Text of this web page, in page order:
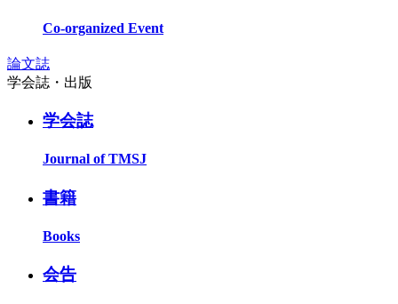
Co-organized Event
論文誌
学会誌・出版
学会誌
Journal of TMSJ
書籍
Books
会告